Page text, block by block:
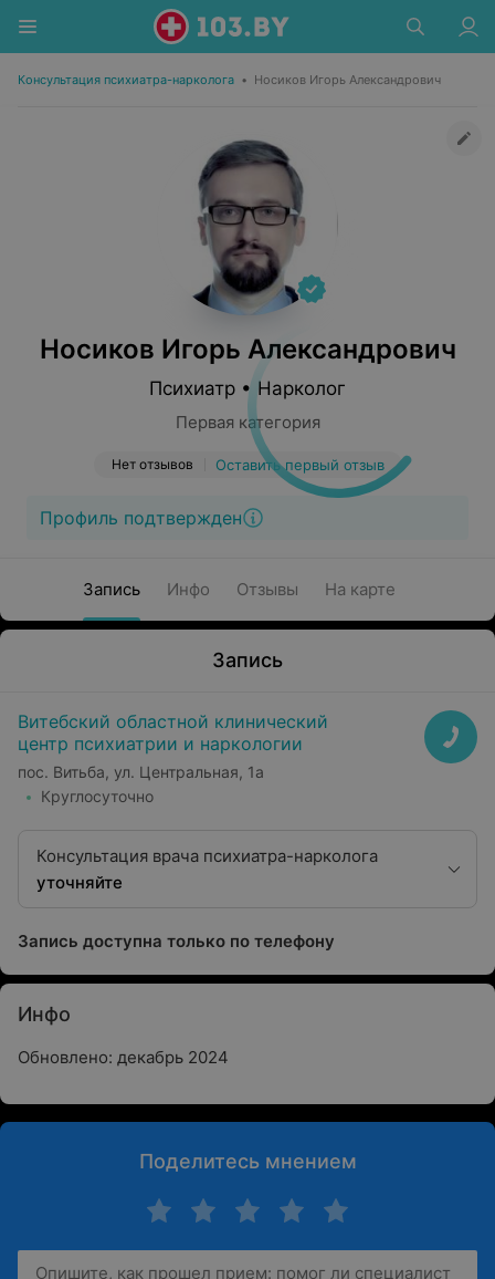
Консультация психиатра-нарколога • Носиков Игорь Александрович
Носиков Игорь Александрович
Психиатр • Нарколог
Первая категория
Нет отзывов Оставить первый отзыв
Профиль подтвержден
Запись Инфо Отзывы На карте
Запись
Витебский областной клинический
центр психиатрии и наркологии
пос. Витьба, ул. Центральная, 1а
Круглосуточно
Консультация врача психиатра-нарколога
уточняйте
Запись доступна только по телефону
Инфо
Обновлено: декабрь 2024
Поделитесь мнением